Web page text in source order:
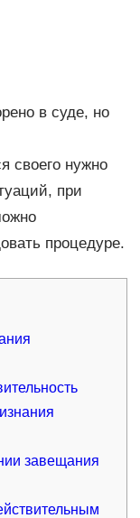
в суде, но
своего нужно
при
процедуре.
завещания